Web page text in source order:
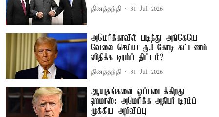
தினத்தந்தி 31 Jul 2026
அமெரிக்காவில் படித்து அங்கேயே
வேலை செய்ய ரூ.1 கோடி கட்டணம்
விதிக்க டிரம்ப் திட்டம்?
தினத்தந்தி 31 Jul 2026
ஆயுதங்களை ஒப்படைக்கிறது
ஹமாஸ்: அமெரிக்க அதிபர் டிரம்ப்
முக்கிய அறிவிப்பு